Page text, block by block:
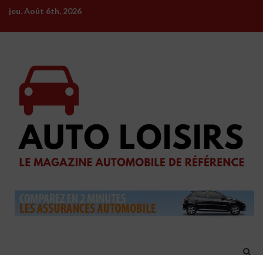
Skip
content
jeu. Août 6th, 2026